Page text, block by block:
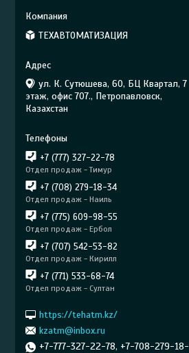
ТЕХАВТОМАТИЗАЦИЯ
ул. К. Сутюшева, 60, БЦ Квартал, 7
этаж, офис 707., Петропавловск,
Казахстан
+7 (777) 327-22-78
Отдел продаж - Тимур
+7 (708) 279-18-34
Отдел продаж - Наиль
+7 (775) 609-98-55
Отдел продаж - Ербол
+7 (707) 542-53-82
Отдел продаж - Кирилл
+7 (771) 533-68-74
Отдел продаж - Султан
https://tehatm.kz/
kzatm@inbox.ru
+7-777-327-22-78, +7-708-279-18-